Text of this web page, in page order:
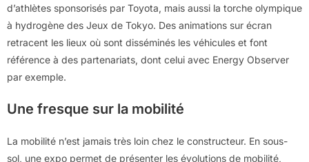
d’athlètes sponsorisés par Toyota, mais aussi la torche olympique
à hydrogène des Jeux de Tokyo. Des animations sur écran
retracent les lieux où sont disséminés les véhicules et font
référence à des partenariats, dont celui avec Energy Observer
par exemple.
Une fresque sur la mobilité
La mobilité n’est jamais très loin chez le constructeur. En sous-
sol, une expo permet de présenter les évolutions de mobilité,